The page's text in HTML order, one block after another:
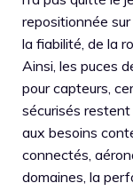
repositionnée
la fiabilité, de la
Ainsi, les puces
pour capteurs,
sécurisés
aux besoins
connectés,
domaines, la